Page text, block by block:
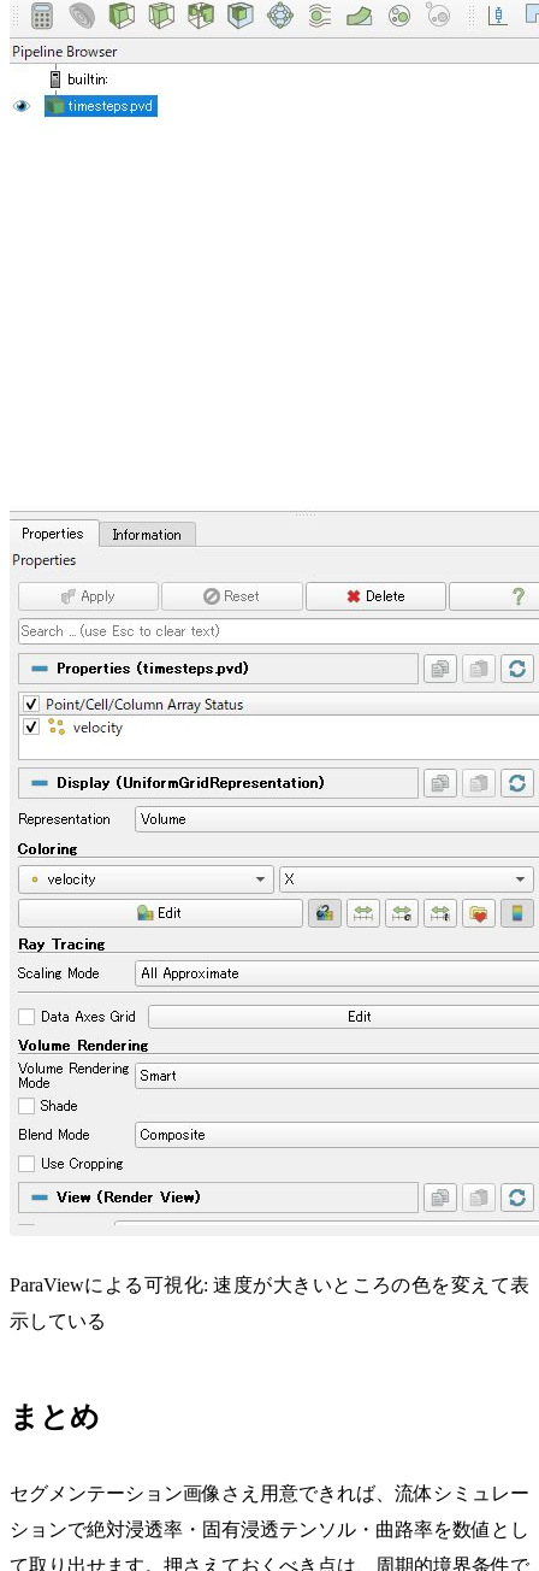
ParaViewによる可視化: 速度が大きいところの色を変えて表
示している
まとめ
セグメンテーション画像さえ用意できれば、流体シミュレー
ションで絶対浸透率・固有浸透テンソル・曲路率を数値とし
て取り出せます。押さえておくべき点は、周期的境界条件で